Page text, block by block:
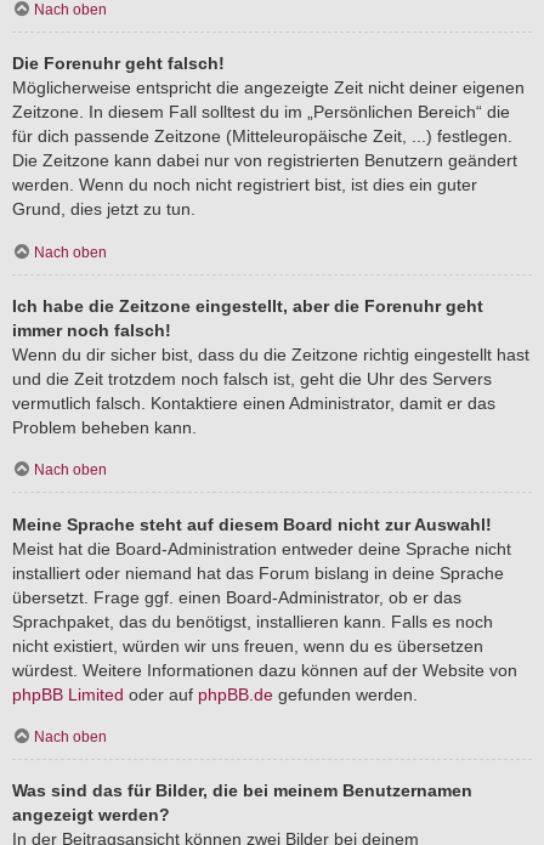
Nach oben
Die Forenuhr geht falsch!
Möglicherweise entspricht die angezeigte Zeit nicht deiner eigenen
Zeitzone. In diesem Fall solltest du im „Persönlichen Bereich“ die
für dich passende Zeitzone (Mitteleuropäische Zeit, ...) festlegen.
Die Zeitzone kann dabei nur von registrierten Benutzern geändert
werden. Wenn du noch nicht registriert bist, ist dies ein guter
Grund, dies jetzt zu tun.
Nach oben
Ich habe die Zeitzone eingestellt, aber die Forenuhr geht
immer noch falsch!
Wenn du dir sicher bist, dass du die Zeitzone richtig eingestellt hast
und die Zeit trotzdem noch falsch ist, geht die Uhr des Servers
vermutlich falsch. Kontaktiere einen Administrator, damit er das
Problem beheben kann.
Nach oben
Meine Sprache steht auf diesem Board nicht zur Auswahl!
Meist hat die Board-Administration entweder deine Sprache nicht
installiert oder niemand hat das Forum bislang in deine Sprache
übersetzt. Frage ggf. einen Board-Administrator, ob er das
Sprachpaket, das du benötigst, installieren kann. Falls es noch
nicht existiert, würden wir uns freuen, wenn du es übersetzen
würdest. Weitere Informationen dazu können auf der Website von
phpBB Limited oder auf phpBB.de gefunden werden.
Nach oben
Was sind das für Bilder, die bei meinem Benutzernamen
angezeigt werden?
In der Beitragsansicht können zwei Bilder bei deinem